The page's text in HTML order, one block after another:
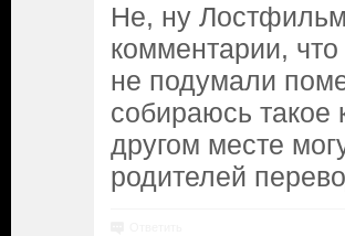
Не, ну
комментарии,
не подумали
собираюсь такое
другом месте
родителей